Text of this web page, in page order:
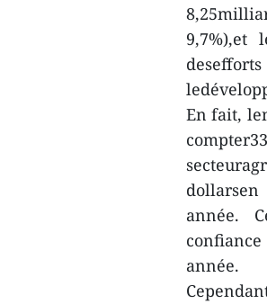
9,7%),et
En fait,
année.
année.